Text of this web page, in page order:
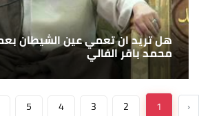
هل تريد ان تعمي عين الشيطان
محمد باقر الفالي
‹
1
2
3
4
5